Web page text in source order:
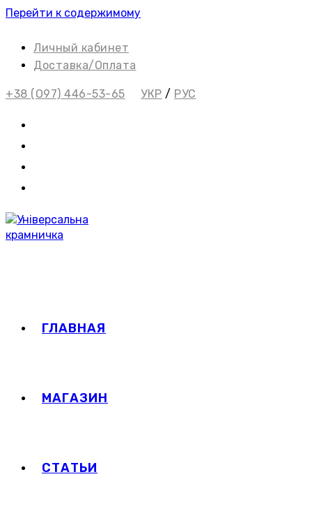
Перейти к содержимому
Личный кабинет
Доставка/Оплата
+38 (О97) 446-53-65 УКР / РУС
ГЛАВНАЯ
МАГАЗИН
СТАТЬИ